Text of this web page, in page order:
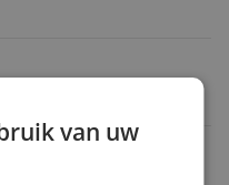
van uw